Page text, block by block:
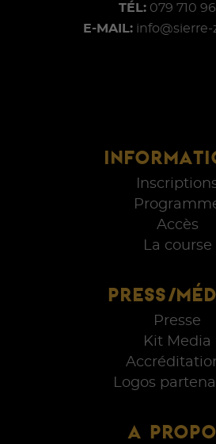
Accès
La course
PRESS/
Presse
Kit Media
Logos
A
TÉL: 079 710
E-MAIL: info@sierre-